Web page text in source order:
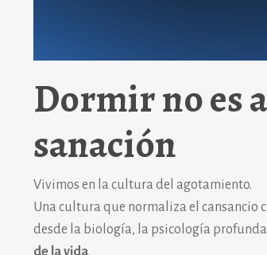
Dormir no es
sanación
Vivimos en la cultura del agotamiento.
Una cultura que normaliza el cansancio
desde la biología, la psicología profunda
de la vida.